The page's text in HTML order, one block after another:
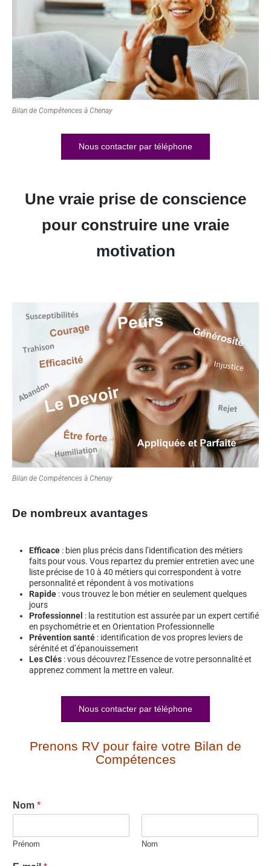
Bilan de Compétences à Chenay
Nous contacter par téléphone
Une vraie prise de conscience
pour construire une vraie
motivation
Bilan de Compétences à Chenay
De nombreux avantages
Efficace : bien plus précis dans l’identification des métiers
faits pour vous. Vous repartez du premier entretien avec une
liste précise de 10 à 40 métiers qui correspondent à votre
personnalité et répondent à vos motivations
Rapide : vous trouvez le bon métier en seulement quelques
jours
Professionnel : la restitution est assurée par un expert certifié
en psychométrie et en Orientation Professionnelle
Prévention santé : identification de vos propres leviers de
sérénité et d’épanouissement
Les Clés : vous découvrez l’Essence de votre personnalité et
apprenez comment la mettre en valeur.
Nous contacter par téléphone
Prenons RV pour faire votre Bilan de
Compétences
Nom *
Prénom Nom